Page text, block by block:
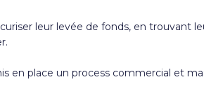
leur levée de fonds, en
en place un process commercial et